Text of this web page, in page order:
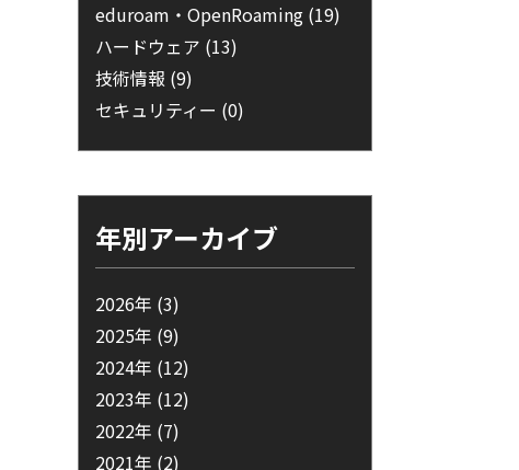
eduroam・OpenRoaming(19)
ハードウェア (13)
技術情報 (9)
セキュリティー (0)
年別アーカイブ
2026年 (3)
2025年 (9)
2024年 (12)
2023年 (12)
2022年 (7)
2021年 (2)